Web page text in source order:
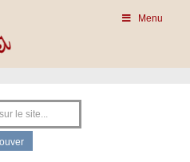
Menu